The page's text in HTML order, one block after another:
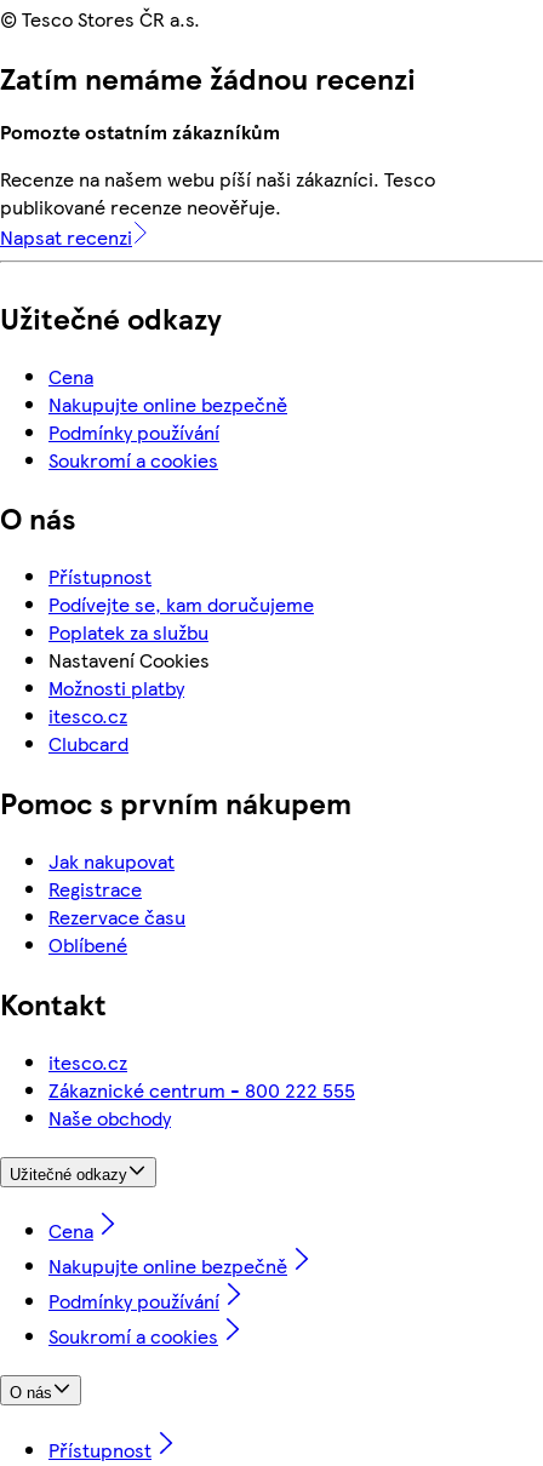
© Tesco Stores ČR a.s.
Zatím nemáme žádnou recenzi
Pomozte ostatním zákazníkům
Recenze na našem webu píší naši zákazníci. Tesco
publikované recenze neověřuje.
Napsat recenzi
Užitečné odkazy
Cena
Nakupujte online bezpečně
Podmínky používání
Soukromí a cookies
O nás
Přístupnost
Podívejte se, kam doručujeme
Poplatek za službu
Nastavení Cookies
Možnosti platby
itesco.cz
Clubcard
Pomoc s prvním nákupem
Jak nakupovat
Registrace
Rezervace času
Oblíbené
Kontakt
itesco.cz
Zákaznické centrum - 800 222 555
Naše obchody
Užitečné odkazy
Cena
Nakupujte online bezpečně
Podmínky používání
Soukromí a cookies
O nás
Přístupnost